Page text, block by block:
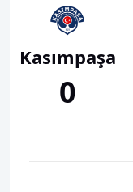
Kasımpaşa
0